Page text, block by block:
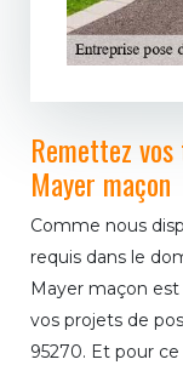
Remettez
Mayer maçon
Comme nous
requis dans le
Mayer maçon
vos projets de
95270. Et pour